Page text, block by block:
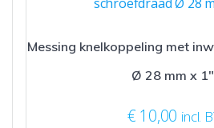
Messing knelkoppeling met
Ø 28 mm x
€ 10,00 incl.